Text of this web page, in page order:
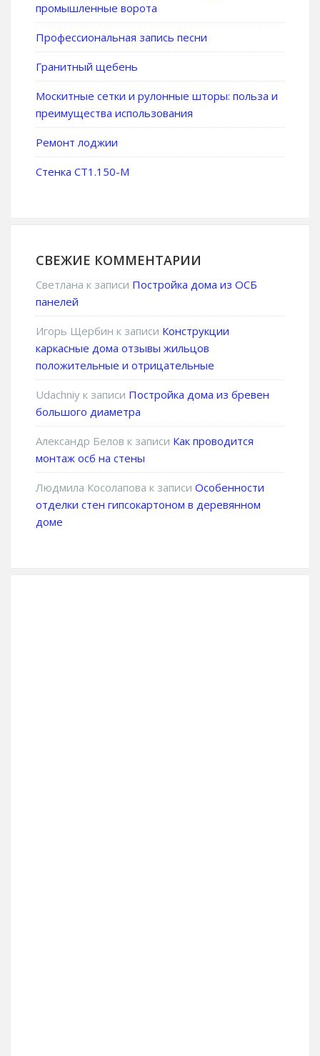
промышленные ворота
Профессиональная запись песни
Гранитный щебень
Москитные сетки и рулонные шторы: польза и
преимущества использования
Ремонт лоджии
Стенка СТ1.150-М
СВЕЖИЕ КОММЕНТАРИИ
Светлана к записи Постройка дома из ОСБ
панелей
Игорь Щербин к записи Конструкции
каркасные дома отзывы жильцов
положительные и отрицательные
Udachniy к записи Постройка дома из бревен
большого диаметра
Александр Белов к записи Как проводится
монтаж осб на стены
Людмила Косолапова к записи Особенности
отделки стен гипсокартоном в деревянном
доме